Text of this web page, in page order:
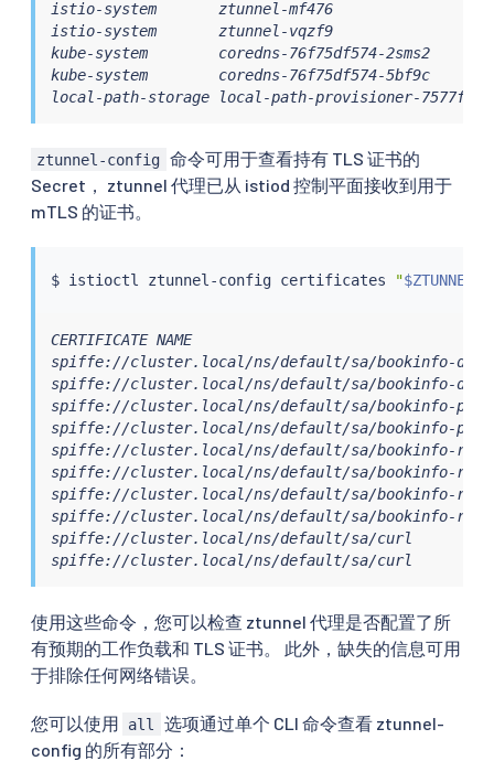
istio-system       ztunnel-mf476
istio-system       ztunnel-vqzf9
kube-system        coredns-76f75df574-2sms2
kube-system        coredns-76f75df574-5bf9c
local-path-storage local-path-provisioner-
ztunnel-config 命令可用于查看持有 TLS 证书的
Secret， ztunnel 代理已从 istiod 控制平面接收到用于
mTLS 的证书。
$ istioctl ztunnel-config certificates "$ZTUNNEL
CERTIFICATE NAME
spiffe://cluster.local/ns/default/sa/bookinfo-
spiffe://cluster.local/ns/default/sa/bookinfo-
spiffe://cluster.local/ns/default/sa/bookinfo-
spiffe://cluster.local/ns/default/sa/bookinfo-
spiffe://cluster.local/ns/default/sa/bookinfo-
spiffe://cluster.local/ns/default/sa/bookinfo-
spiffe://cluster.local/ns/default/sa/bookinfo-
spiffe://cluster.local/ns/default/sa/bookinfo-
spiffe://cluster.local/ns/default/sa/curl
spiffe://cluster.local/ns/default/sa/curl
使用这些命令，您可以检查 ztunnel 代理是否配置了所
有预期的工作负载和 TLS 证书。 此外，缺失的信息可用
于排除任何网络错误。
您可以使用 all
选项通过单个 CLI 命令查看 ztunnel-
config 的所有部分：